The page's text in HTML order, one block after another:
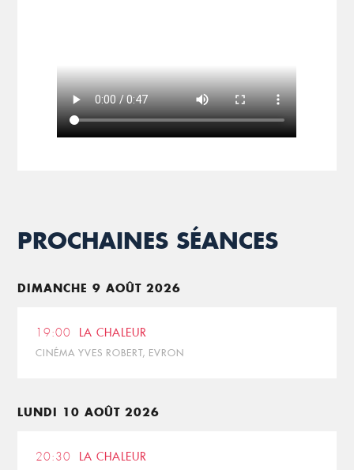
PROCHAINES SÉANCES
DIMANCHE 9 AOÛT 2026
19:00 LA CHALEUR
CINÉMA YVES ROBERT, EVRON
LUNDI 10 AOÛT 2026
20:30 LA CHALEUR